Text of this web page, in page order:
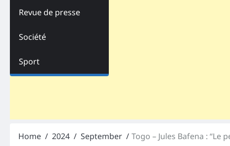
Revue de presse
Société
Sport
Home 2024 September Togo – Jules Bafena :